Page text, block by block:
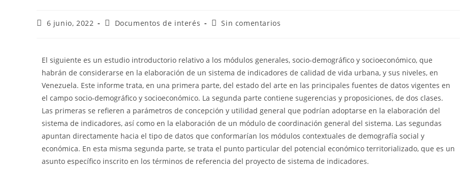
6 junio, 2022 Documentos de interés Sin comentarios
El siguiente es un estudio introductorio relativo a los módulos generales, socio-demográfico y socioeconómico, que
habrán de considerarse en la elaboración de un sistema de indicadores de calidad de vida urbana, y sus niveles, en
Venezuela. Este informe trata, en una primera parte, del estado del arte en las principales fuentes de datos vigentes en
el campo socio-demográfico y socioeconómico. La segunda parte contiene sugerencias y proposiciones, de dos clases.
Las primeras se refieren a parámetros de concepción y utilidad general que podrían adoptarse en la elaboración del
sistema de indicadores, así como en la elaboración de un módulo de coordinación general del sistema. Las segundas
apuntan directamente hacia el tipo de datos que conformarían los módulos contextuales de demografía social y
económica. En esta misma segunda parte, se trata el punto particular del potencial económico territorializado, que es un
asunto específico inscrito en los términos de referencia del proyecto de sistema de indicadores.